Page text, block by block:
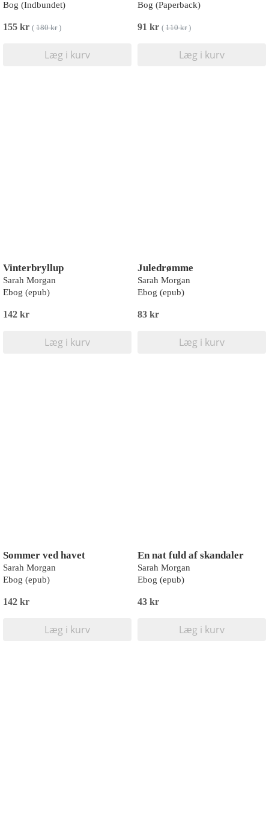
Bog (Indbundet)
155 kr ( 180 kr)
Læg i kurv
Bog (Paperback)
91 kr ( 110 kr)
Læg i kurv
Vinterbryllup
Sarah Morgan
Ebog (epub)
142 kr
Læg i kurv
Juledrømme
Sarah Morgan
Ebog (epub)
83 kr
Læg i kurv
Sommer ved havet
Sarah Morgan
Ebog (epub)
142 kr
Læg i kurv
En nat fuld af skandaler
Sarah Morgan
Ebog (epub)
43 kr
Læg i kurv